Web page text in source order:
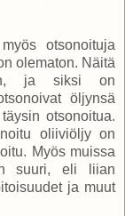
otsonoituja
olematon. Näitä
ja siksi on
öljynsä
otsonoitua.
oliiviöljy on
Myös muissa
suuri, eli liian
ja muut